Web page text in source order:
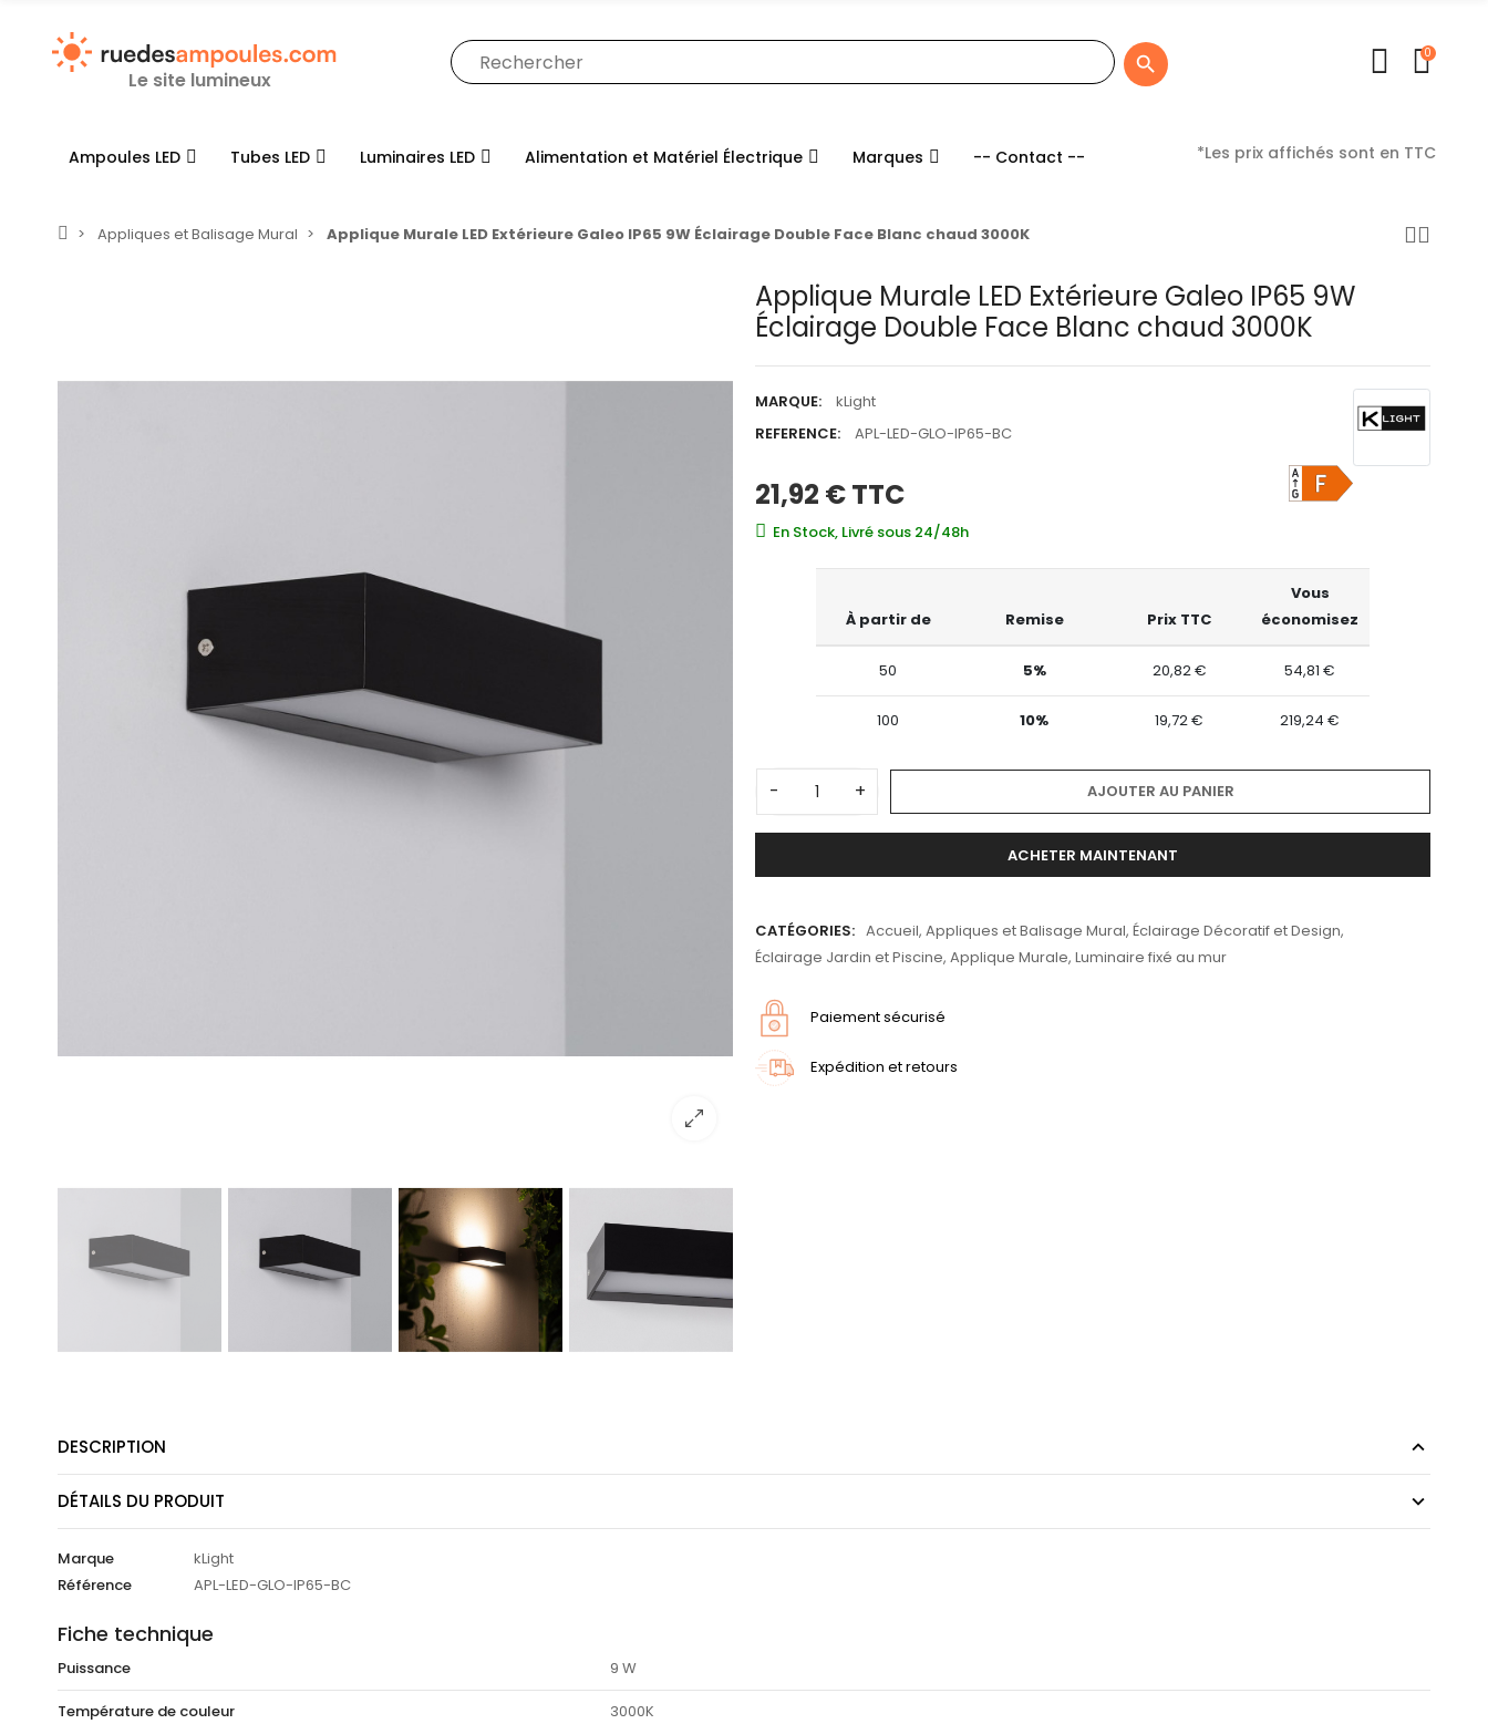
Le site lumineux

0
Ampoules LED Tubes LED Luminaires LED Alimentation et Matériel Électrique Marques -- Contact -- *Les prix affichés sont en TTC
Appliques et Balisage Mural Applique Murale LED Extérieure Galeo IP65 9W Éclairage Double Face Blanc chaud 3000K
Applique Murale LED Extérieure Galeo IP65 9W
Éclairage Double Face Blanc chaud 3000K
MARQUE:
kLight
REFERENCE:
APL-LED-GLO-IP65-BC
21,92 €TTC
En Stock, Livré sous 24/48h
À partir de Remise Prix TTC
Vous
économisez
50 5% 20,82 € 54,81 €
100 10% 19,72 € 219,24 €
- + AJOUTER AU PANIER
ACHETER MAINTENANT
CATÉGORIES: Accueil, Appliques et Balisage Mural, Éclairage Décoratif et Design,
Éclairage Jardin et Piscine, Applique Murale, Luminaire fixé au mur
Paiement sécurisé
Expédition et retours
DESCRIPTION
DÉTAILS DU PRODUIT
Marque
kLight
Référence
APL-LED-GLO-IP65-BC
Fiche technique
Puissance 9 W
Température de couleur 3000K